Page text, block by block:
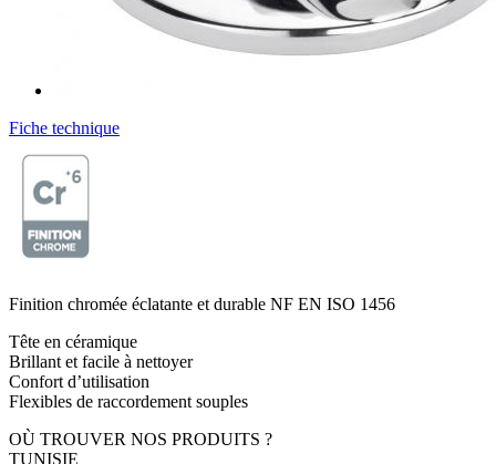
Fiche technique
Finition chromée éclatante et durable NF EN ISO 1456
Tête en céramique
Brillant et facile à nettoyer
Confort d’utilisation
Flexibles de raccordement souples
OÙ TROUVER NOS PRODUITS ?
TUNISIE